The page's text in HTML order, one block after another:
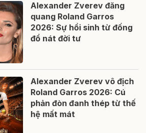
Alexander Zverev đăng
quang Roland Garros
2026: Sự hồi sinh từ đống
đổ nát đời tư
Alexander Zverev vô địch
Roland Garros 2026: Cú
phản đòn đanh thép từ thế
hệ mất mát